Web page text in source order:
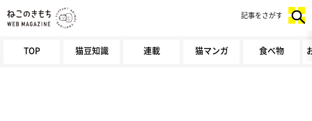
TOP 猫豆知識 連載 猫マンガ 食べ物
記事をさがす